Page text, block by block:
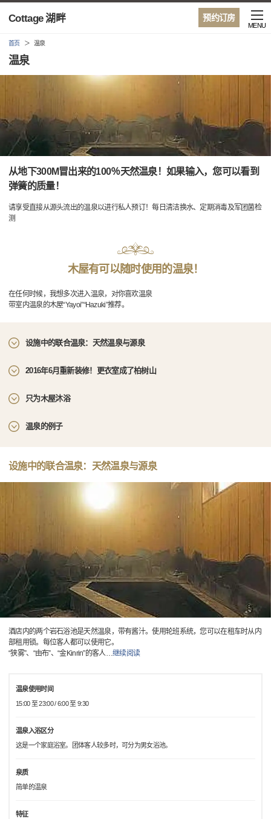
预约订房
Cottage 湖畔
MENU
首页 温泉
温泉
从地下300M冒出来的100％天然温泉！如果输入，您可以看到
弹簧的质量！
请享受直接从源头流出的温泉以进行私人预订！每日清洁换水、定期消毒及军团菌检
测
木屋有可以随时使用的温泉！
在任何时候，我想多次进入温泉，对你喜欢温泉
带室内温泉的木屋“Yayoi”“Hazuki”推荐。
设施中的联合温泉：天然温泉与源泉
2016年6月重新装修！更衣室成了柏树山
只为木屋沐浴
温泉的例子
设施中的联合温泉：天然温泉与源泉
酒店内的两个岩石浴池是天然温泉，带有酱汁。使用轮班系统，您可以在租车时从内
部租用锁。每位客人都可以使用它。
“狭雾”、“由布”、“金Kinrin”的客人…继续阅读
温泉使用时间
15:00 至 23:00 / 6:00 至 9:30
温泉入浴区分
这是一个家庭浴室。团体客人较多时，可分为男女浴池。
泉质
简单的温泉
特征